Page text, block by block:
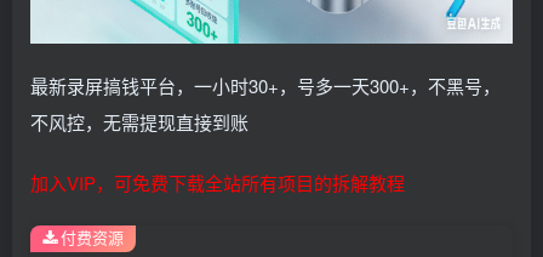
最新录屏搞钱平台，一小时30+，号多一天300+，不黑号，
不风控，无需提现直接到账
加入VIP，可免费下载全站所有项目的拆解教程
付费资源